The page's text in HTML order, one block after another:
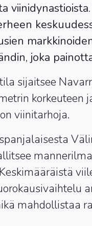
joka
sijaitsee
korkeuteen
viinitarhoja.
mahdollistaa